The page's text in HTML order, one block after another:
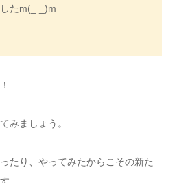
たm(_ _)m
みましょう。
たり、やってみたからこその新た